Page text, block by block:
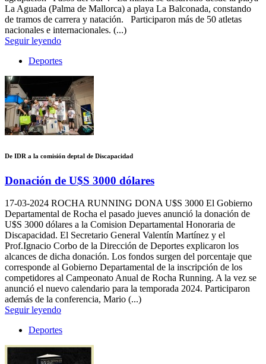
La Aguada (Palma de Mallorca) a playa La Balconada, constando
de tramos de carrera y natación. Participaron más de 50 atletas
nacionales e internacionales. (...)
Seguir leyendo
Deportes
De IDR a la comisión deptal de Discapacidad
Donación de U$S 3000 dólares
17-03-2024 ROCHA RUNNING DONA U$S 3000 El Gobierno
Departamental de Rocha el pasado jueves anunció la donación de
U$S 3000 dólares a la Comision Departamental Honoraria de
Discapacidad. El Secretario General Valentín Martínez y el
Prof.Ignacio Corbo de la Dirección de Deportes explicaron los
alcances de dicha donación. Los fondos surgen del porcentaje que
corresponde al Gobierno Departamental de la inscripción de los
competidores al Campeonato Anual de Rocha Running. A la vez se
anunció el nuevo calendario para la temporada 2024. Participaron
además de la conferencia, Mario (...)
Seguir leyendo
Deportes